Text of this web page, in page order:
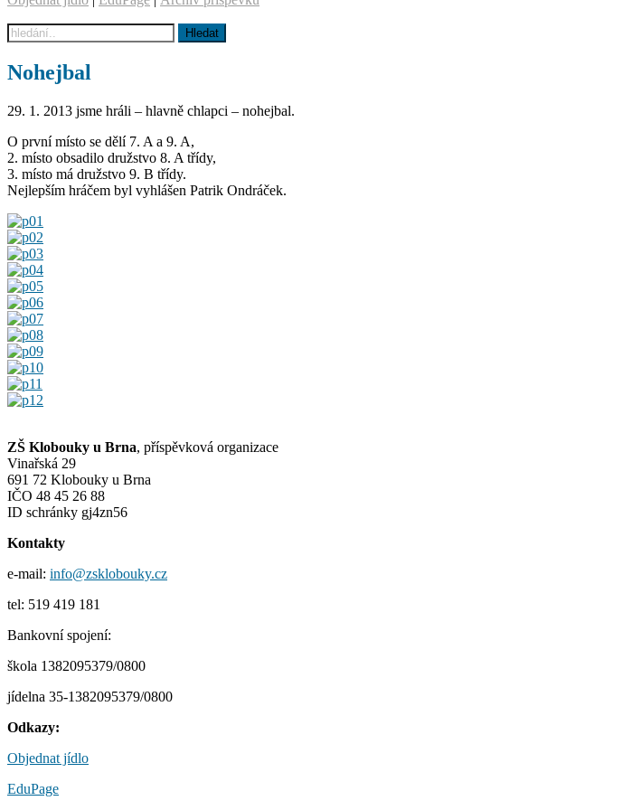
Nohejbal
29. 1. 2013 jsme hráli – hlavně chlapci – nohejbal.
O první místo se dělí 7. A a 9. A,
2. místo obsadilo družstvo 8. A třídy,
3. místo má družstvo 9. B třídy.
Nejlepším hráčem byl vyhlášen Patrik Ondráček.
ZŠ Klobouky u Brna, příspěvková organizace
Vinařská 29
691 72 Klobouky u Brna
IČO 48 45 26 88
ID schránky gj4zn56
Kontakty
e-mail: info@zsklobouky.cz
tel: 519 419 181
Bankovní spojení:
škola 1382095379/0800
jídelna 35-1382095379/0800
Odkazy:
Objednat jídlo
EduPage